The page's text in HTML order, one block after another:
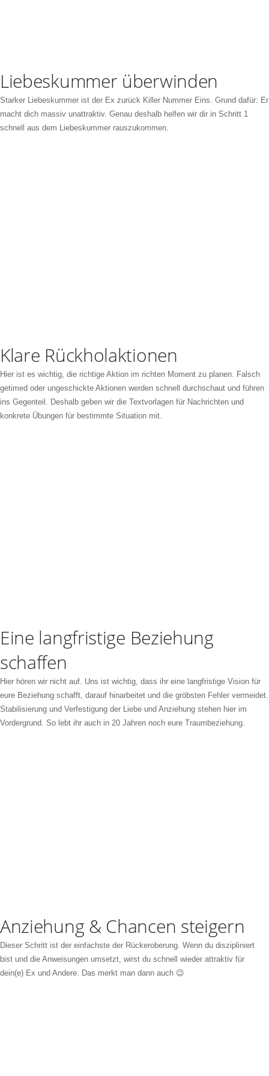
Liebeskummer überwinden
Starker Liebeskummer ist der Ex zurück Killer Nummer Eins. Grund dafür: Er
macht dich massiv unattraktiv. Genau deshalb helfen wir dir in Schritt 1
schnell aus dem Liebeskummer rauszukommen.
Klare Rückholaktionen
Hier ist es wichtig, die richtige Aktion im richten Moment zu planen. Falsch
getimed oder ungeschickte Aktionen werden schnell durchschaut und führen
ins Gegenteil. Deshalb geben wir die Textvorlagen für Nachrichten und
konkrete Übungen für bestimmte Situation mit.
Eine langfristige Beziehung
schaffen
Hier hören wir nicht auf. Uns ist wichtig, dass ihr eine langfristige Vision für
eure Beziehung schafft, darauf hinarbeitet und die gröbsten Fehler vermeidet.
Stabilisierung und Verfestigung der Liebe und Anziehung stehen hier im
Vordergrund. So lebt ihr auch in 20 Jahren noch eure Traumbeziehung.
Anziehung & Chancen steigern
Dieser Schritt ist der einfachste der Rückeroberung. Wenn du diszipliniert
bist und die Anweisungen umsetzt, wirst du schnell wieder attraktiv für
dein(e) Ex und Andere. Das merkt man dann auch 😉